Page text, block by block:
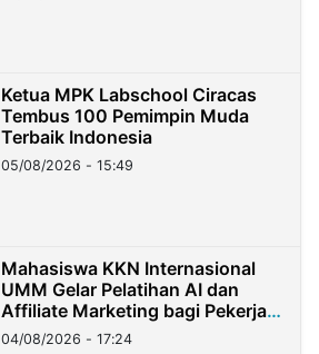
Ketua MPK Labschool Ciracas
Tembus 100 Pemimpin Muda
Terbaik Indonesia
05/08/2026 - 15:49
Mahasiswa KKN Internasional
UMM Gelar Pelatihan AI dan
Affiliate Marketing bagi Pekerja
Migran Indonesia di Taiwan
04/08/2026 - 17:24